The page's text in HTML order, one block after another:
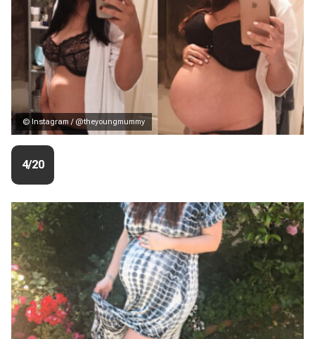
© Instagram / @theyoungmummy
4/20